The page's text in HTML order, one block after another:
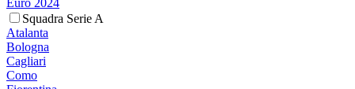
Euro 2024
Squadra Serie A
Atalanta
Bologna
Cagliari
Como